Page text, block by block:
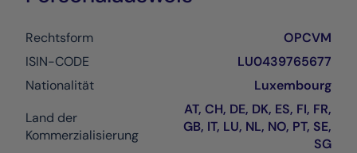
Rechtsform
OPCVM
ISIN-CODE
LU0439765677
Nationalität
Luxembourg
Land der
Kommerzialisierung
AT, CH, DE, DK, ES, FI, FR,
GB, IT, LU, NL, NO, PT, SE,
SG